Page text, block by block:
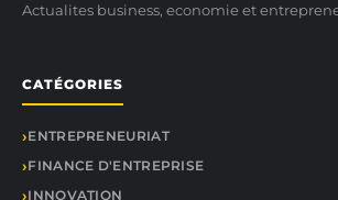
Actualites business, economie et
CATÉGORIES
ENTREPRENEURIAT
FINANCE D'ENTREPRISE
INNOVATION